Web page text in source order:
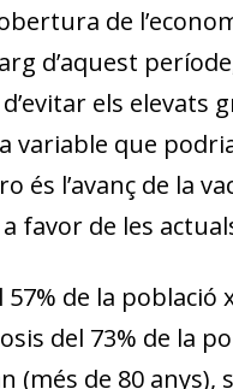
de
d’aquest
els
variable que
és l’avanç de la
favor de les
de la
del 73% de la
de 80 anys),